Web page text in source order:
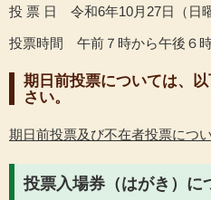
投 票 日 令和6年10月27日（日曜
投票時間 午前７時から午後６
期日前投票については、
さい。
期日前投票及び不在者投票につ
投票入場券（はがき）に